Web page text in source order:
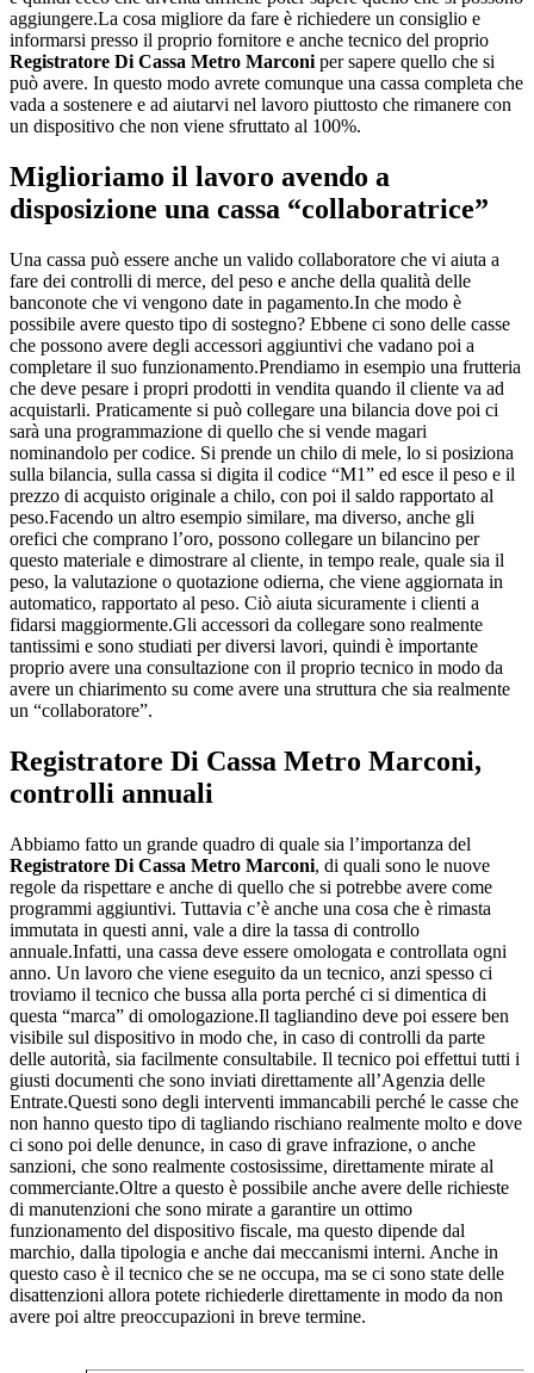
aggiungere.La cosa migliore da fare è richiedere un consiglio e
informarsi presso il proprio fornitore e anche tecnico del proprio
Registratore Di Cassa Metro Marconiper sapere quello che si
può avere. In questo modo avrete comunque una cassa completa che
vada a sostenere e ad aiutarvi nel lavoro piuttosto che rimanere con
un dispositivo che non viene sfruttato al 100%.
Miglioriamo il lavoro avendo a
disposizione una cassa “collaboratrice”
Una cassa può essere anche un valido collaboratore che vi aiuta a
fare dei controlli di merce, del peso e anche della qualità delle
banconote che vi vengono date in pagamento.In che modo è
possibile avere questo tipo di sostegno? Ebbene ci sono delle casse
che possono avere degli accessori aggiuntivi che vadano poi a
completare il suo funzionamento.Prendiamo in esempio una frutteria
che deve pesare i propri prodotti in vendita quando il cliente va ad
acquistarli. Praticamente si può collegare una bilancia dove poi ci
sarà una programmazione di quello che si vende magari
nominandolo per codice. Si prende un chilo di mele, lo si posiziona
sulla bilancia, sulla cassa si digita il codice “M1” ed esce il peso e il
prezzo di acquisto originale a chilo, con poi il saldo rapportato al
peso.Facendo un altro esempio similare, ma diverso, anche gli
orefici che comprano l’oro, possono collegare un bilancino per
questo materiale e dimostrare al cliente, in tempo reale, quale sia il
peso, la valutazione o quotazione odierna, che viene aggiornata in
automatico, rapportato al peso. Ciò aiuta sicuramente i clienti a
fidarsi maggiormente.Gli accessori da collegare sono realmente
tantissimi e sono studiati per diversi lavori, quindi è importante
proprio avere una consultazione con il proprio tecnico in modo da
avere un chiarimento su come avere una struttura che sia realmente
un “collaboratore”.
Registratore Di Cassa Metro Marconi,
controlli annuali
Abbiamo fatto un grande quadro di quale sia l’importanza del
Registratore Di Cassa Metro Marconi, di quali sono le nuove
regole da rispettare e anche di quello che si potrebbe avere come
programmi aggiuntivi. Tuttavia c’è anche una cosa che è rimasta
immutata in questi anni, vale a dire la tassa di controllo
annuale.Infatti, una cassa deve essere omologata e controllata ogni
anno. Un lavoro che viene eseguito da un tecnico, anzi spesso ci
troviamo il tecnico che bussa alla porta perché ci si dimentica di
questa “marca” di omologazione.Il tagliandino deve poi essere ben
visibile sul dispositivo in modo che, in caso di controlli da parte
delle autorità, sia facilmente consultabile. Il tecnico poi effettui tutti i
giusti documenti che sono inviati direttamente all’Agenzia delle
Entrate.Questi sono degli interventi immancabili perché le casse che
non hanno questo tipo di tagliando rischiano realmente molto e dove
ci sono poi delle denunce, in caso di grave infrazione, o anche
sanzioni, che sono realmente costosissime, direttamente mirate al
commerciante.Oltre a questo è possibile anche avere delle richieste
di manutenzioni che sono mirate a garantire un ottimo
funzionamento del dispositivo fiscale, ma questo dipende dal
marchio, dalla tipologia e anche dai meccanismi interni. Anche in
questo caso è il tecnico che se ne occupa, ma se ci sono state delle
disattenzioni allora potete richiederle direttamente in modo da non
avere poi altre preoccupazioni in breve termine.